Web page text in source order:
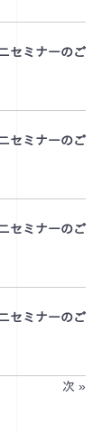
セミナーのご
セミナーのご
セミナーのご
セミナーのご
次 »